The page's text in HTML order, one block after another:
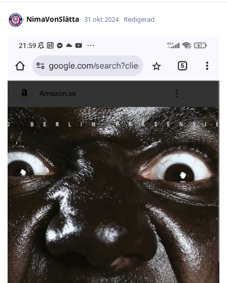
NimaVonSlätta 31 okt 2024 Redigerad